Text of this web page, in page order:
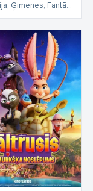
Animācija, Ģimenes, Fantāzija, Piedzīvojumi